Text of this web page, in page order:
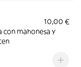
10,00 €
con mahonesa y